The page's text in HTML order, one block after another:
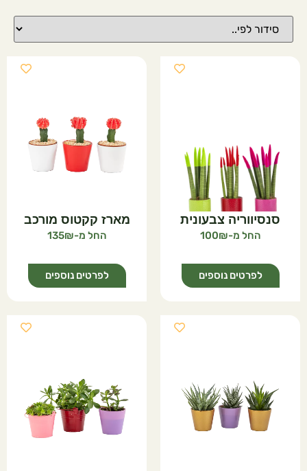
סנסיווריה צבעונית
100
לפרטים נוספים
מארז קקטוס מורכב
135
לפרטים נוספים